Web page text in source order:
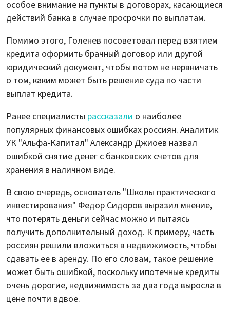
особое внимание на пункты в договорах, касающиеся
действий банка в случае просрочки по выплатам.
Помимо этого, Голенев посоветовал перед взятием
кредита оформить брачный договор или другой
юридический документ, чтобы потом не нервничать
о том, каким может быть решение суда по части
выплат кредита.
Ранее специалисты рассказали о наиболее
популярных финансовых ошибках россиян. Аналитик
УК "Альфа-Капитал" Александр Джиоев назвал
ошибкой снятие денег с банковских счетов для
хранения в наличном виде.
В свою очередь, основатель "Школы практического
инвестирования" Федор Сидоров выразил мнение,
что потерять деньги сейчас можно и пытаясь
получить дополнительный доход. К примеру, часть
россиян решили вложиться в недвижимость, чтобы
сдавать ее в аренду. По его словам, такое решение
может быть ошибкой, поскольку ипотечные кредиты
очень дорогие, недвижимость за два года выросла в
цене почти вдвое.